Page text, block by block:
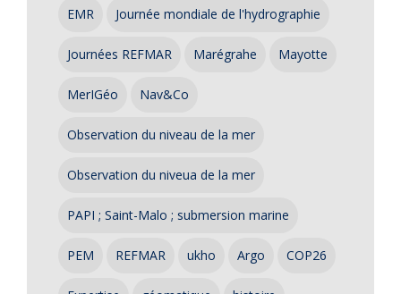
EMR Journée mondiale de l'hydrographie
Journées REFMAR Marégrahe Mayotte
MerIGéo Nav&Co
Observation du niveau de la mer
Observation du niveua de la mer
PAPI ; Saint-Malo ; submersion marine
PEM REFMAR ukho Argo COP26